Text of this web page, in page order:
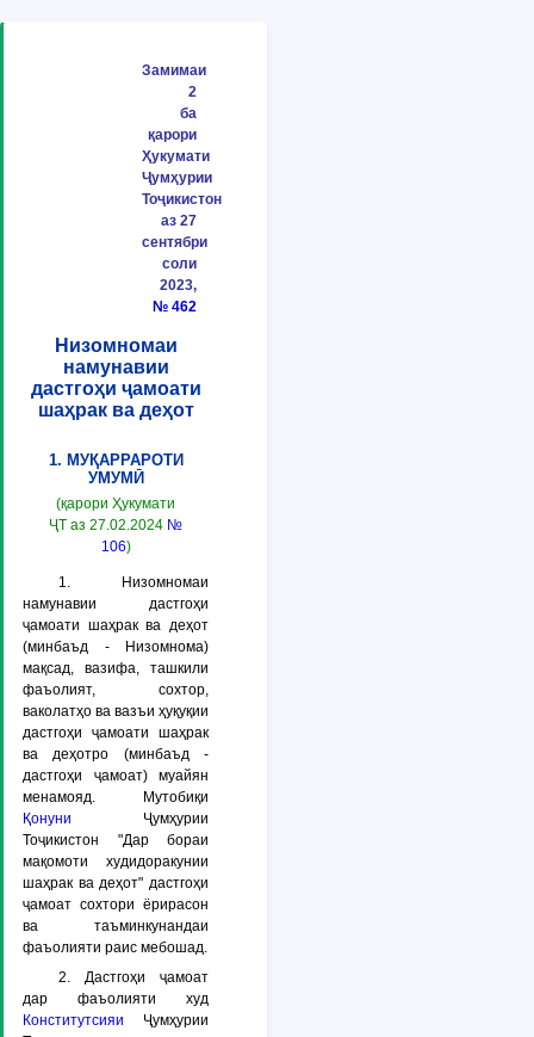
Замимаи
2
ба
қарори
Ҳукумати
Ҷумҳурии
Тоҷикистон
аз 27
сентябри
соли
2023,
№ 462
Низомномаи
намунавии
дастгоҳи ҷамоати
шаҳрак ва деҳот
1. МУҚАРРАРОТИ
УМУМӢ
(қарори Ҳукумати
ҶТ аз 27.02.2024 №
106)
1. Низомномаи
намунавии дастгоҳи
ҷамоати шаҳрак ва деҳот
(минбаъд -
Низомнома)
мақсад, вазифа, ташкили
фаъолият, сохтор,
ваколатҳо ва вазъи ҳуқуқии
дастгоҳи ҷамоати шаҳрак
ва деҳотро (минбаъд -
дастгоҳи ҷамоат) муайян
менамояд. Мутобиқи
Қонуни Ҷумҳурии
Тоҷикистон "Дар бораи
мақомоти худидоракунии
шаҳрак ва деҳот" дастгоҳи
ҷамоат сохтори ёрирасон
ва таъминкунандаи
фаъолияти раис мебошад.
2. Дастгоҳи ҷамоат
дар фаъолияти худ
Конститутсияи Ҷумҳурии